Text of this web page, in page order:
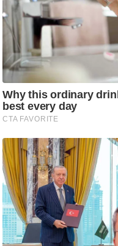
प
रा
ज
नी
ति
वि
श्ले
ष
ण
स
म
सा
म
यि
क